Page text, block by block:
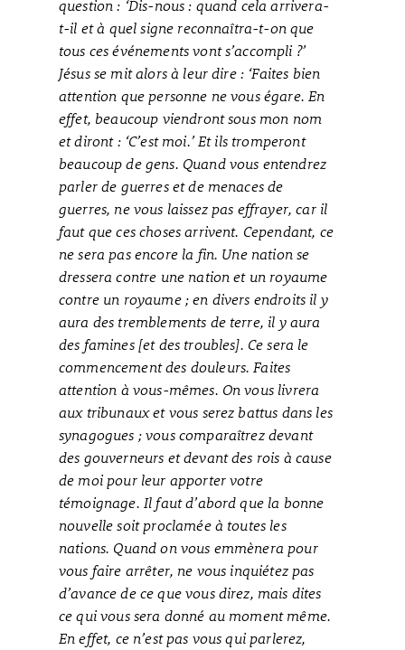
question : ‘Dis-nous : quand cela arrivera-
t-il et à quel signe reconnaîtra-t-on que
tous ces événements vont s’accompli ?’
Jésus se mit alors à leur dire : ‘Faites bien
attention que personne ne vous égare. En
effet, beaucoup viendront sous mon nom
et diront : ‘C’est moi.’ Et ils tromperont
beaucoup de gens. Quand vous entendrez
parler de guerres et de menaces de
guerres, ne vous laissez pas effrayer, car il
faut que ces choses arrivent. Cependant, ce
ne sera pas encore la fin. Une nation se
dressera contre une nation et un royaume
contre un royaume ; en divers endroits il y
aura des tremblements de terre, il y aura
des famines [et des troubles]. Ce sera le
commencement des douleurs. Faites
attention à vous-mêmes. On vous livrera
aux tribunaux et vous serez battus dans les
synagogues ; vous comparaîtrez devant
des gouverneurs et devant des rois à cause
de moi pour leur apporter votre
témoignage. Il faut d’abord que la bonne
nouvelle soit proclamée à toutes les
nations. Quand on vous emmènera pour
vous faire arrêter, ne vous inquiétez pas
d’avance de ce que vous direz, mais dites
ce qui vous sera donné au moment même.
En effet, ce n’est pas vous qui parlerez,